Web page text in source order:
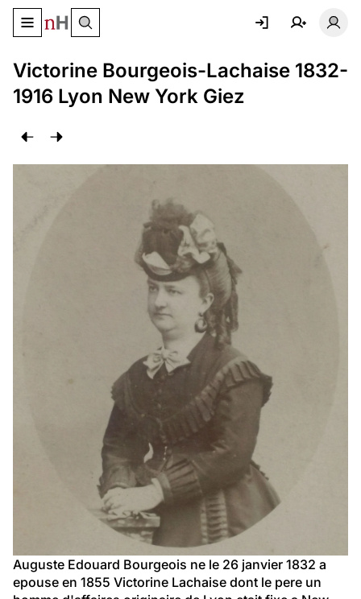
Basculer le menu de navigation
Victorine Bourgeois-Lachaise 1832-
1916 Lyon New York Giez
Auguste Edouard Bourgeois ne le 26 janvier 1832 a
epouse en 1855 Victorine Lachaise dont le pere un